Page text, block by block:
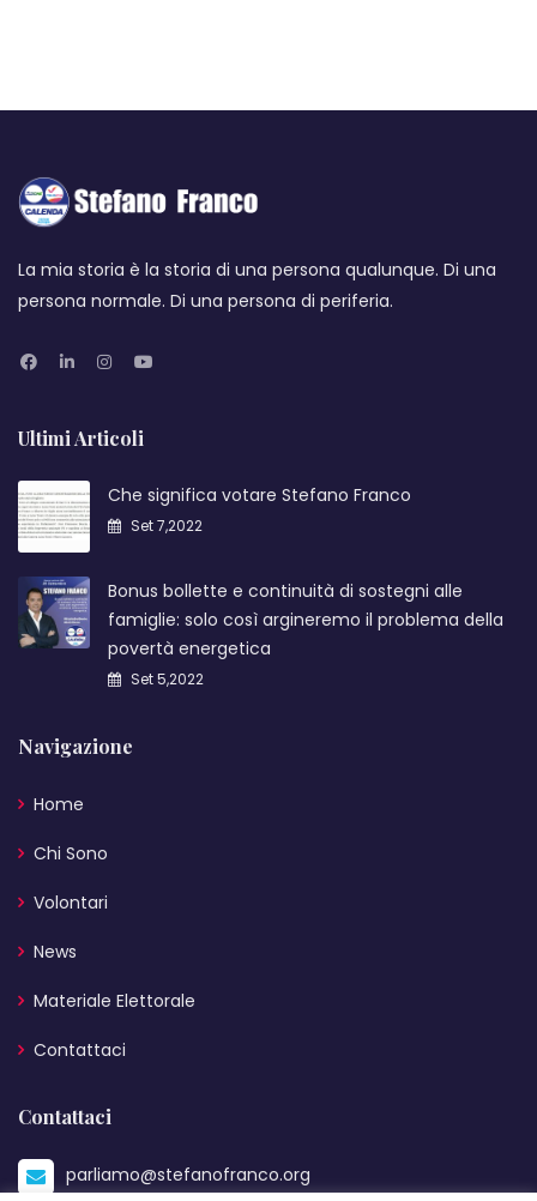
La mia storia è la storia di una persona qualunque. Di una
persona normale. Di una persona di periferia.
Ultimi Articoli
Che significa votare Stefano Franco
Set 7,2022
Bonus bollette e continuità di sostegni alle
famiglie: solo così argineremo il problema della
povertà energetica
Set 5,2022
Navigazione
Home
Chi Sono
Volontari
News
Materiale Elettorale
Contattaci
Contattaci
parliamo@stefanofranco.org